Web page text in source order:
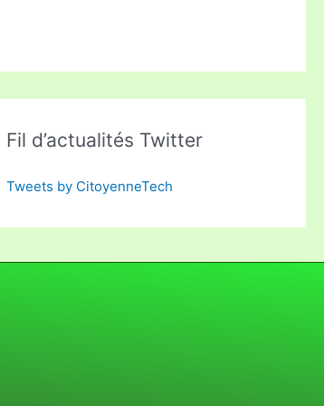
Fil d’actualités Twitter
Tweets by CitoyenneTech